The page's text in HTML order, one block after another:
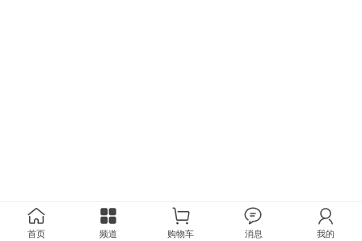
首页 频道 购物车 消息 我的